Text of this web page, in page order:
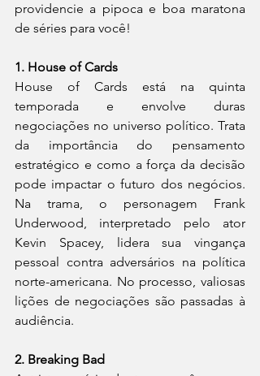
providencie a pipoca e boa maratona
de séries para você!
1. House of Cards
House of Cards está na quinta
temporada e envolve duras
negociações no universo político. Trata
da importância do pensamento
estratégico e como a força da decisão
pode impactar o futuro dos negócios.
Na trama, o personagem Frank
Underwood, interpretado pelo ator
Kevin Spacey, lidera sua vingança
pessoal contra adversários na política
norte-americana. No processo, valiosas
lições de negociações são passadas à
audiência.
2. Breaking Bad